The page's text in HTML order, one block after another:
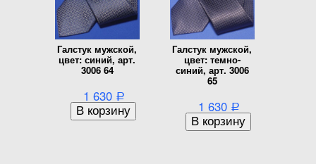
Галстук мужской,
цвет: синий, арт.
3006 64
1 630 Р
Галстук мужской,
цвет: темно-
синий, арт. 3006
65
1 630 Р